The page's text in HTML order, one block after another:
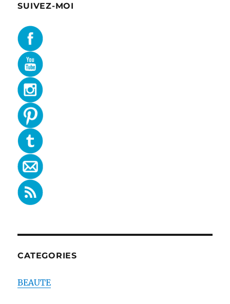
SUIVEZ-MOI
CATEGORIES
BEAUTE